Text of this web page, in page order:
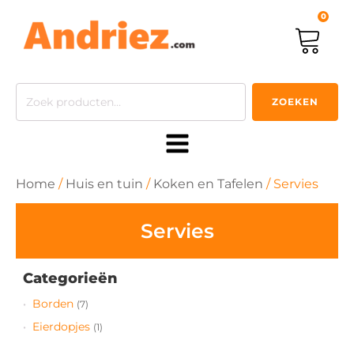
0
Zoeken
ZOEKEN
Home / Huis en tuin / Koken en Tafelen / Servies
Servies
Categorieën
Borden (7)
Eierdopjes (1)